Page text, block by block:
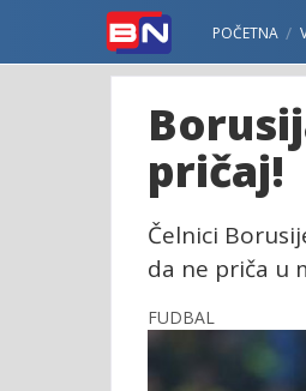
POČETNA
pričaj!
Čelnici
da ne priča u
FUDBAL